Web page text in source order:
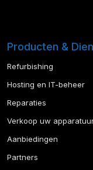
Producten &
Refurbishing
Hosting en IT-beheer
Reparaties
Verkoop uw
Aanbiedingen
Partners